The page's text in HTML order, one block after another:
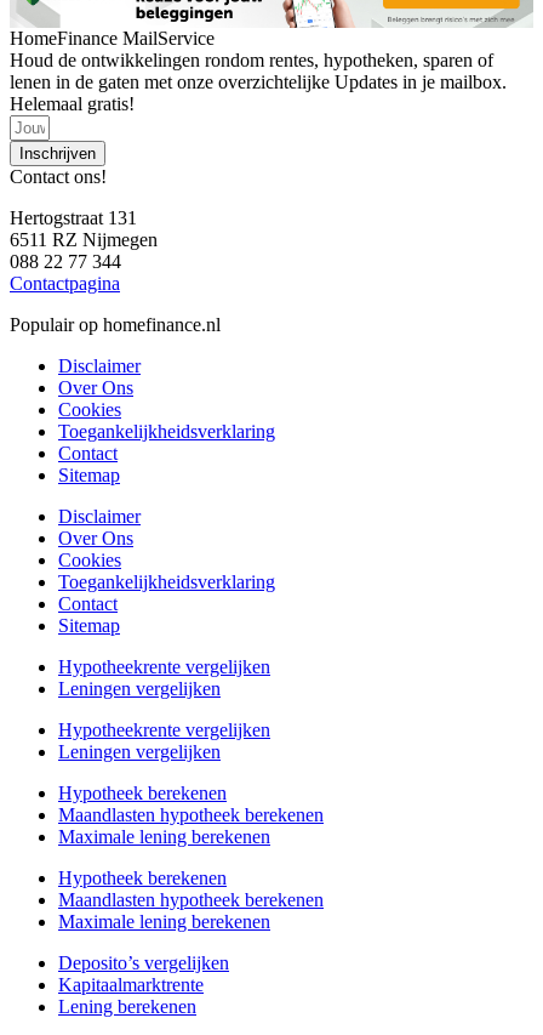
HomeFinance MailService
Houd de ontwikkelingen rondom rentes, hypotheken, sparen of
lenen in de gaten met onze overzichtelijke Updates in je mailbox.
Helemaal gratis!
Inschrijven
Contact ons!
Hertogstraat 131
6511 RZ Nijmegen
088 22 77 344
Contactpagina
Populair op homefinance.nl
Disclaimer
Over Ons
Cookies
Toegankelijkheidsverklaring
Contact
Sitemap
Disclaimer
Over Ons
Cookies
Toegankelijkheidsverklaring
Contact
Sitemap
Hypotheekrente vergelijken
Leningen vergelijken
Hypotheekrente vergelijken
Leningen vergelijken
Hypotheek berekenen
Maandlasten hypotheek berekenen
Maximale lening berekenen
Hypotheek berekenen
Maandlasten hypotheek berekenen
Maximale lening berekenen
Deposito’s vergelijken
Kapitaalmarktrente
Lening berekenen